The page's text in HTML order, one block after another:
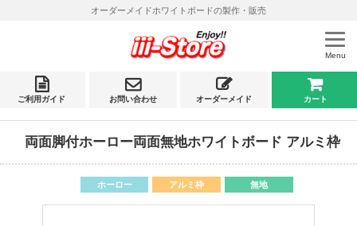
オーダーメイドホワイトボードの製作・販売
ご利用ガイド お問い合わせ オーダーメイド カート
Menu
両面脚付ホーロー両面無地ホワイトボード アルミ枠
ホーロー アルミ枠 無地